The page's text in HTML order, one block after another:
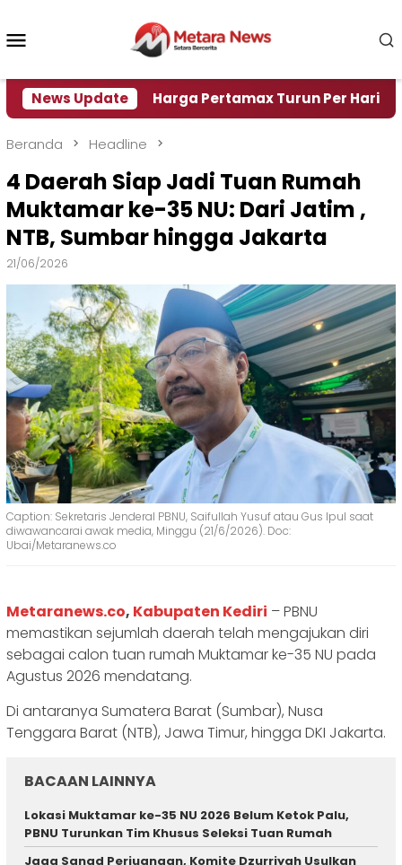
konten
News UpdateHarga Pertamax Turun Per Hari Ini, Segini
Beranda Headline
4 Daerah Siap Jadi Tuan Rumah
Muktamar ke-35 NU: Dari Jatim ,
NTB, Sumbar hingga Jakarta
21/06/2026
Caption: Sekretaris Jenderal PBNU, Saifullah Yusuf atau Gus Ipul saat
diwawancarai awak media, Minggu (21/6/2026). Doc:
Ubai/Metaranews.co
Metaranews.co, Kabupaten Kediri – PBNU
memastikan sejumlah daerah telah mengajukan diri
sebagai calon tuan rumah Muktamar ke-35 NU pada
Agustus 2026 mendatang.
Di antaranya Sumatera Barat (Sumbar), Nusa
Tenggara Barat (NTB), Jawa Timur, hingga DKI Jakarta.
BACAAN LAINNYA
Lokasi Muktamar ke-35 NU 2026 Belum Ketok Palu,
PBNU Turunkan Tim Khusus Seleksi Tuan Rumah
Jaga Sanad Perjuangan, Komite Dzurriyah Usulkan